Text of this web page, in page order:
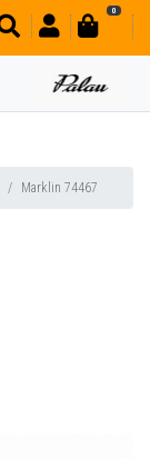
0
Marklin 74467